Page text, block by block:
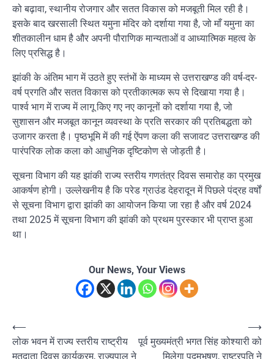
को बढ़ावा, स्थानीय रोजगार और सतत विकास को मजबूती मिल रही है।
इसके बाद खरसाली स्थित यमुना मंदिर को दर्शाया गया है, जो माँ यमुना का
शीतकालीन धाम है और अपनी पौराणिक मान्यताओं व आध्यात्मिक महत्व के
लिए प्रसिद्ध है।
झांकी के अंतिम भाग में उठते हुए स्तंभों के माध्यम से उत्तराखण्ड की वर्ष-दर-
वर्ष प्रगति और सतत विकास को प्रतीकात्मक रूप से दिखाया गया है।
पार्श्व भाग में राज्य में लागू किए गए नए कानूनों को दर्शाया गया है, जो
सुशासन और मजबूत कानून व्यवस्था के प्रति सरकार की प्रतिबद्धता को
उजागर करता है। पृष्ठभूमि में की गई ऐंपण कला की सजावट उत्तराखण्ड की
पारंपरिक लोक कला को आधुनिक दृष्टिकोण से जोड़ती है।
सूचना विभाग की यह झांकी राज्य स्तरीय गणतंत्र दिवस समारोह का प्रमुख
आकर्षण होगी। उल्लेखनीय है कि परेड ग्राउंड देहरादून में पिछले पंद्रह वर्षों
से सूचना विभाग द्वारा झांकी का आयोजन किया जा रहा है और वर्ष 2024
तथा 2025 में सूचना विभाग की झांकी को प्रथम पुरस्कार भी प्राप्त हुआ
था।
Our News, Your Views
Post
navigation
⟵
लोक भवन में राज्य स्तरीय राष्ट्रीय
मतदाता दिवस कार्यक्रम, राज्यपाल ने
पूर्व मुख्यमंत्री भगत सिंह कोश्यारी को
मिलेगा पद्मभूषण, राष्ट्रपति ने
⟶